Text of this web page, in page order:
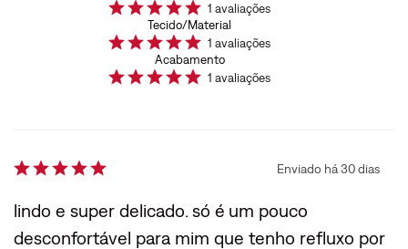
1 avaliações
Tecido/Material
1 avaliações
Acabamento
1 avaliações
Enviado há30 dias
lindo e super delicado. só é um pouco
desconfortável para mim que tenho refluxo por